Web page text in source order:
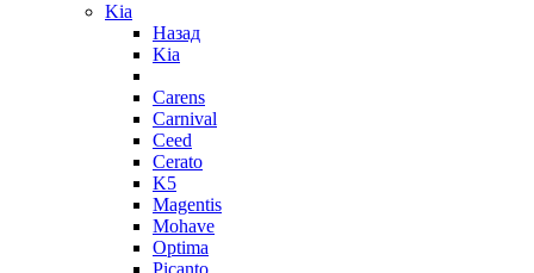
Kia
Назад
Kia
Carens
Carnival
Ceed
Cerato
K5
Magentis
Mohave
Optima
Picanto